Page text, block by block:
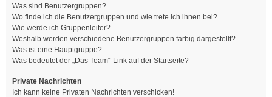
Was sind Benutzergruppen?
Wo finde ich die Benutzergruppen und wie trete ich ihnen bei?
Wie werde ich Gruppenleiter?
Weshalb werden verschiedene Benutzergruppen farbig dargestellt?
Was ist eine Hauptgruppe?
Was bedeutet der „Das Team“-Link auf der Startseite?
Private Nachrichten
Ich kann keine Privaten Nachrichten verschicken!